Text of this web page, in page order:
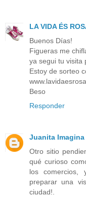
LA VIDA ÉS
Buenos Días!
Figueras me
ya segui tu visita
Estoy de sorteo
Beso
Responder
Juanita Imagina
Otro sitio
qué curioso
los comercios,
preparar una
ciudad!.